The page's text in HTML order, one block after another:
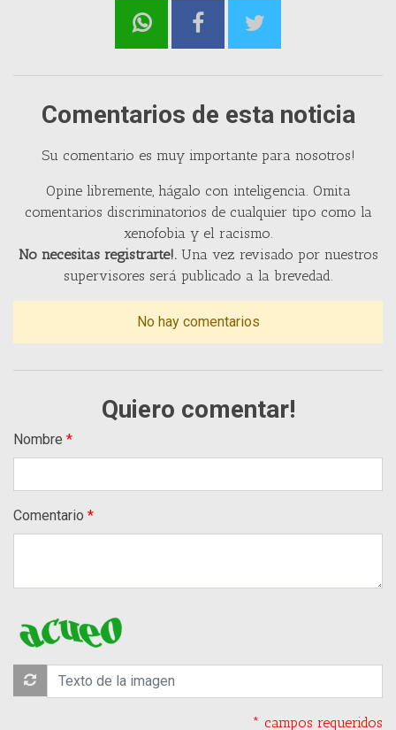
Comentarios de esta noticia
Su comentario es muy importante para nosotros!
Opine libremente, hágalo con inteligencia. Omita
comentarios discriminatorios de cualquier tipo como la
xenofobia y el racismo.
No necesitas registrarte!.Una vez revisado por nuestros
supervisores será publicado a la brevedad.
No hay comentarios
Quiero comentar!
Nombre
Comentario
* campos requeridos